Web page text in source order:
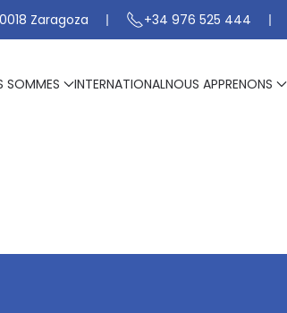
Zaragoza +34 976 525 444
SOMMES INTERNATIONALNOUS APPRENONS